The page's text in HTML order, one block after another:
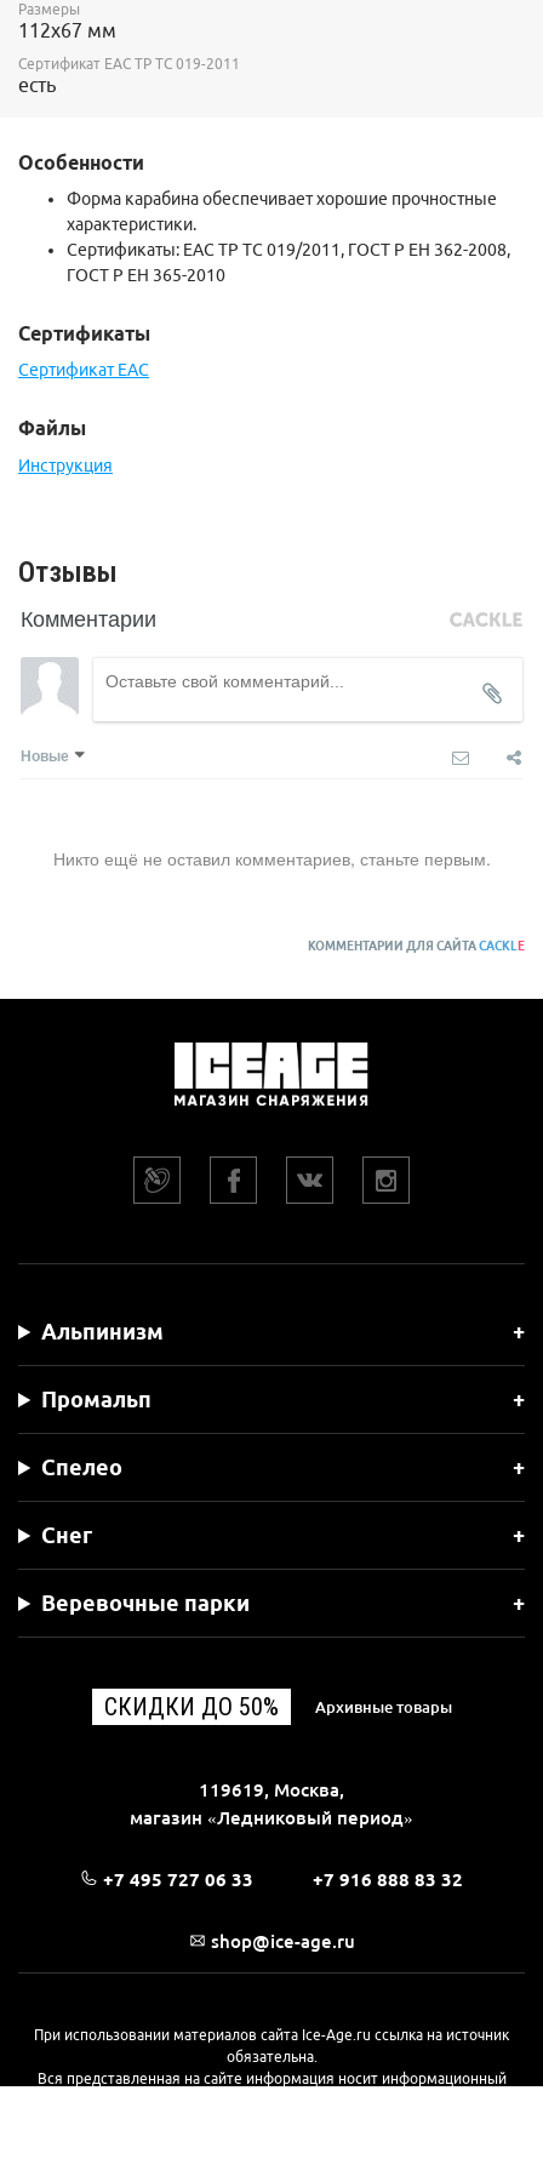
Размеры
112х67 мм
Сертификат ЕАС ТР ТС 019-2011
есть
Особенности
Форма карабина обеспечивает хорошие прочностные
характеристики.
Сертификаты: ЕАСТР ТС 019/2011, ГОСТ Р ЕН 362-2008,
ГОСТ Р ЕН 365-2010
Сертификаты
Сертификат EAC
Файлы
Инструкция
Отзывы
Комментарии
Новые
Никто ещё не оставил комментариев, станьте первым.
КОММЕНТАРИИ ДЛЯ САЙТАCACKLE
Альпинизм
Промальп
Спелео
Снег
Веревочные парки
СКИДКИ ДО 50% Архивные товары
119619, Москва,
магазин «Ледниковый период»
+7 495 727 06 33 +7 916 888 83 32
shop@ice-age.ru
При использовании материалов сайта Ice-Age.ru ссылка на источник
обязательна.
Вся представленная на сайте информация носит информационный